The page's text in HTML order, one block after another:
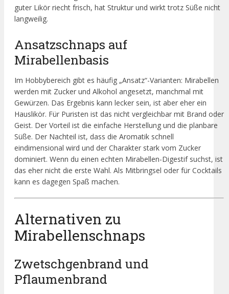
guter Likör riecht frisch, hat Struktur und wirkt trotz Süße nicht
langweilig.
Ansatzschnaps auf
Mirabellenbasis
Im Hobbybereich gibt es häufig „Ansatz“-Varianten: Mirabellen
werden mit Zucker und Alkohol angesetzt, manchmal mit
Gewürzen. Das Ergebnis kann lecker sein, ist aber eher ein
Hauslikör. Für Puristen ist das nicht vergleichbar mit Brand oder
Geist. Der Vorteil ist die einfache Herstellung und die planbare
Süße. Der Nachteil ist, dass die Aromatik schnell
eindimensional wird und der Charakter stark vom Zucker
dominiert. Wenn du einen echten Mirabellen-Digestif suchst, ist
das eher nicht die erste Wahl. Als Mitbringsel oder für Cocktails
kann es dagegen Spaß machen.
Alternativen zu
Mirabellenschnaps
Zwetschgenbrand und
Pflaumenbrand